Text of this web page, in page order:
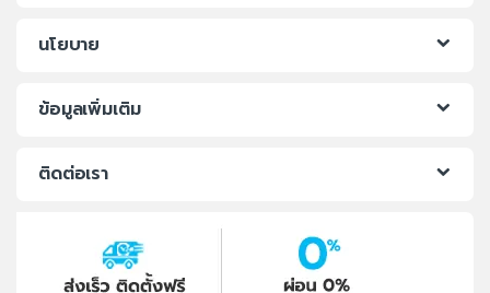
นโยบาย
ข้อมูลเพิ่มเติม
ติดต่อเรา